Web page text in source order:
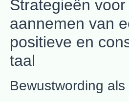
Strategieën
aannemen van
positieve en
taal
Bewustwording